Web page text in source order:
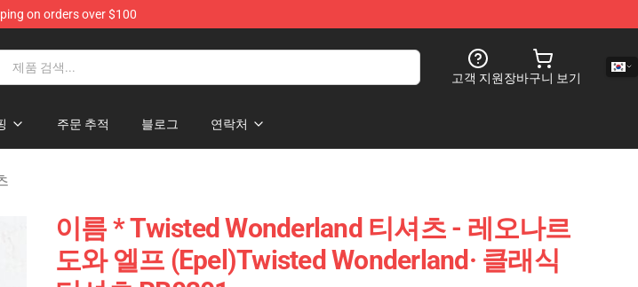
on orders over $100
고객 지원장바구니 보기
주문 추적 블로그 연락처
이름 * Twisted Wonderland 티셔츠 - 레오나르
도와 엘프 (Epel)Twisted Wonderland· 클래식